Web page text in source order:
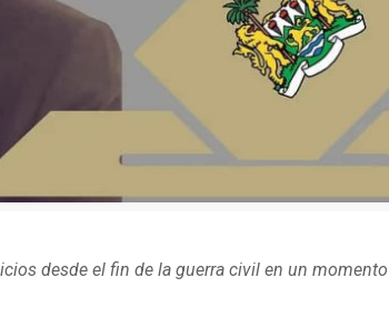
desde el fin de la guerra civil en un